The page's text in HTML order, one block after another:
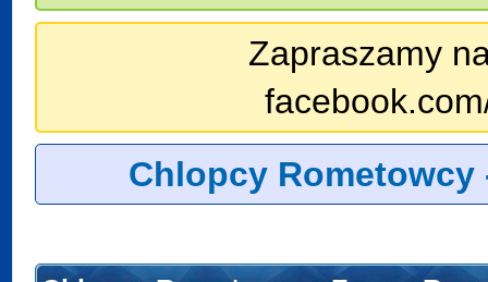
Zapraszamy
Chlopcy Rometowcy